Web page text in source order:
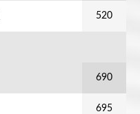
520
690
695